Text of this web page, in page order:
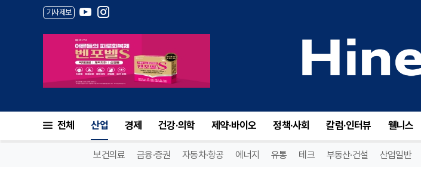
기사제보
전체 산업 경제 건강·의학 제약·바이오 정책·사회 칼럼·인터뷰 웰니스
보건의료 금융·증권 자동차·항공 에너지 유통 테크 부동산·건설 산업일반